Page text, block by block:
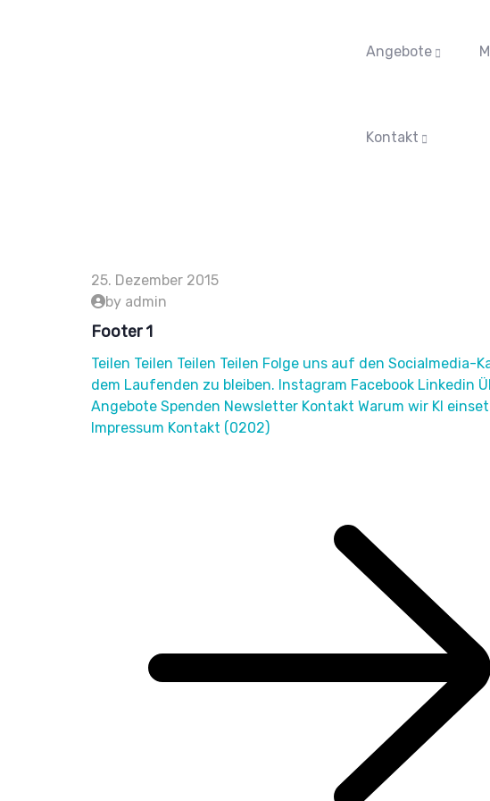
Angebote
Kontakt
25. Dezember 2015
by admin
Footer 1
Teilen Teilen Teilen Teilen Folge uns auf den Socialmedia-
dem Laufenden zu bleiben. Instagram Facebook Linkedin
Angebote Spenden Newsletter Kontakt Warum wir KI
Impressum Kontakt (0202)